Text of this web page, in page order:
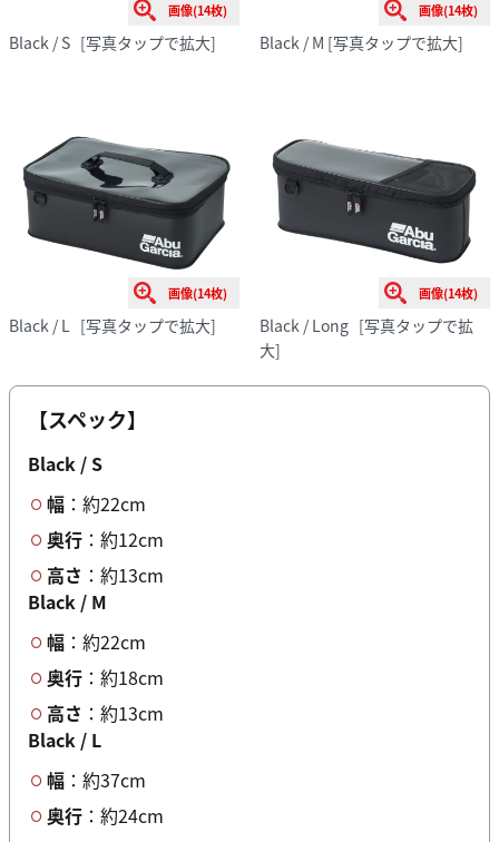
画像(14枚)
Black / S [写真タップで拡大]
画像(14枚)
Black / M [写真タップで拡大]
画像(14枚)
Black / L [写真タップで拡大]
画像(14枚)
Black / Long [写真タップで拡
大]
【スペック】
Black / S
幅 ：約22cm
奥行 ：約12cm
高さ ：約13cm
Black / M
幅 ：約22cm
奥行 ：約18cm
高さ ：約13cm
Black / L
幅 ：約37cm
奥行 ：約24cm